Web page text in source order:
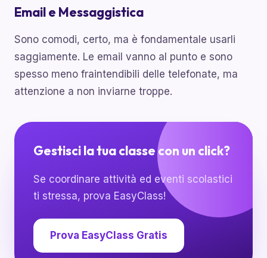
Email e Messaggistica
Sono comodi, certo, ma è fondamentale usarli
saggiamente. Le email vanno al punto e sono
spesso meno fraintendibili delle telefonate, ma
attenzione a non inviarne troppe.
Gestisci la tua classe con un click?
Se coordinare attività ed eventi scolastici
ti stressa, prova EasyClass!
Prova EasyClass Gratis